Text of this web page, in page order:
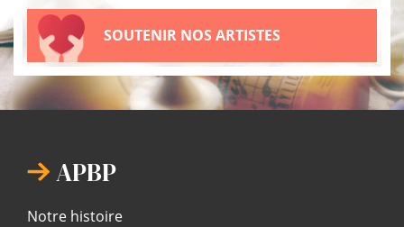
SOUTENIR NOS ARTISTES
APBP
Notre histoire